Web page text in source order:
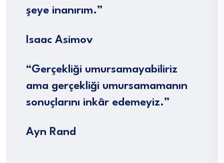
şeye inanırım.”
Isaac Asimov
“Gerçekliği umursamayabiliriz
ama gerçekliği umursamamanın
sonuçlarını inkâr edemeyiz.”
Ayn Rand